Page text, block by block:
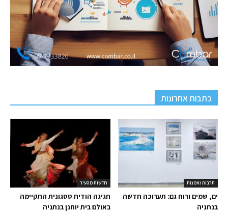
כתבות אחרונות
חדשות מהעיר
חגיגה הודית ססגונית התקיימה
באולם בית יוחנן בנתניה
תרבות ואמנות
ים, שמים ורוח גם: תערוכה חדשה
בנתניה